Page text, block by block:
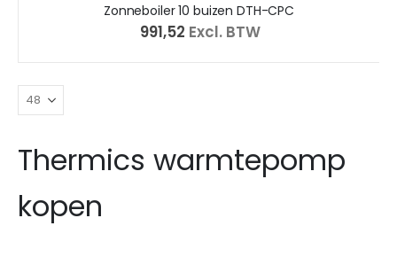
Zonneboiler 10 buizen DTH-CPC
€ 991,52 Excl. BTW
Thermics warmtepomp
kopen